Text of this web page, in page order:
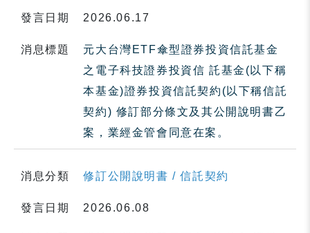
發言日期 2026.06.17
消息標題
元大台灣ETF傘型證券投資信託基金
之電子科技證券投資信 託基金(以下稱
本基金)證券投資信託契約(以下稱信託
契約) 修訂部分條文及其公開說明書乙
案，業經金管會同意在案。
消息分類 修訂公開說明書 / 信託契約
發言日期 2026.06.08